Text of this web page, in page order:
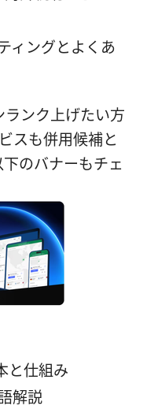
ィングとよくあ
ランク上げたい方
スも併用候補と
のバナーもチェ
と仕組み
解説